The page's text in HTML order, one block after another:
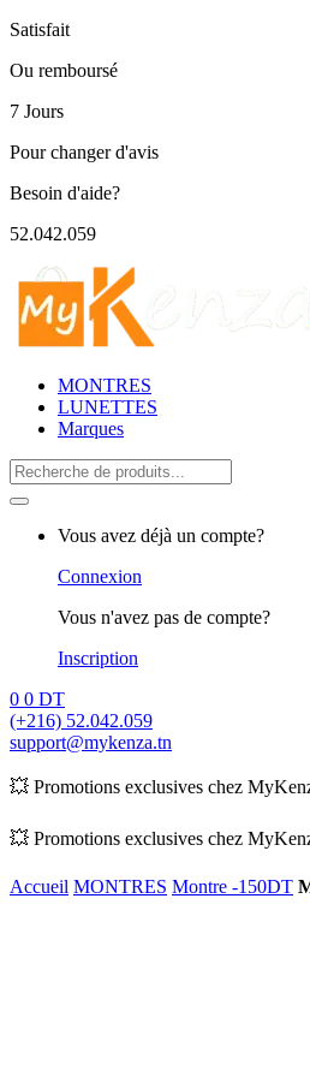
Satisfait
Ou remboursé
7 Jours
Pour changer d'avis
Besoin d'aide?
52.042.059
MONTRES
LUNETTES
Marques
Search
for:
Vous avez déjà un compte?
Connexion
Vous n'avez pas de compte?
Inscription
0 0 DT
(+216) 52.042.059
support@mykenza.tn
💥 Promotions exclusives chez
💥 Promotions exclusives chez
Accueil MONTRES Montre -150DT